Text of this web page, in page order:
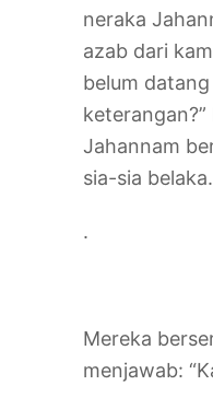
neraka
azab dari
belum
Jahannam
sia-sia
.
Mereka
menjawab: